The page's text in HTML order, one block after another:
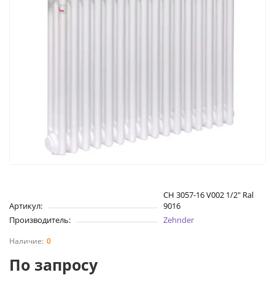
Артикул:
CH 3057-16 V002 1/2" Ral
9016
Производитель:
Zehnder
0
По запросу